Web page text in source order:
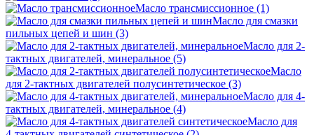
Масло трансмиссионное (1)
Масло для смазки
пильных цепей и шин (3)
Масло для 2-
тактных двигателей, минеральное (5)
Масло
для 2-тактных двигателей полусинтетическое (3)
Масло для 4-
тактных двигателей, минеральное (4)
Масло для